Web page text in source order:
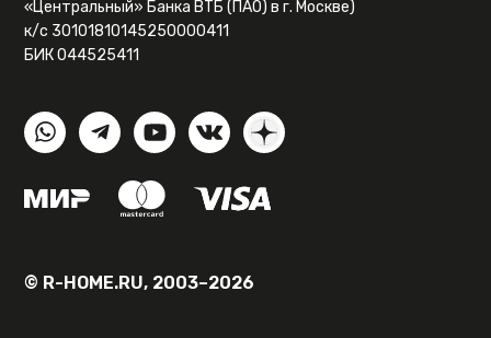
«Центральный» Банка ВТБ (ПАО) в г. Москве)
к/с 30101810145250000411
БИК 044525411
© R-HOME.RU, 2003–2026